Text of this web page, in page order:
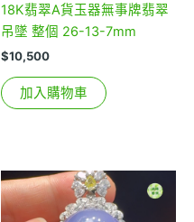
18K翡翠A貨玉器無事牌翡翠
吊墜 整個 26-13-7mm
$10,500
加入購物車